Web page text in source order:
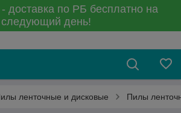
доставка по РБ бесплатно на
следующий день!
ленточные и дисковые Пилы